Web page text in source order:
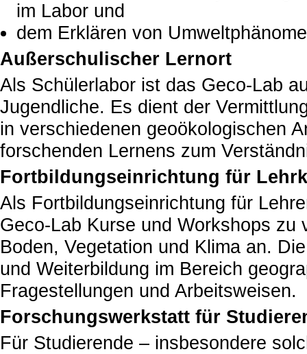
im Labor und
dem Erklären von
Außerschulischer Lernort
Als Schülerlabor ist das Geco-Lab
Jugendliche. Es dient der
in verschiedenen geoökologischen
forschenden Lernens zum
Fortbildungseinrichtung für
Als Fortbildungseinrichtung für
Geco-Lab Kurse und Workshops
Boden, Vegetation und Klima an.
und Weiterbildung im Bereich
Fragestellungen und Arbeitsweisen.
Forschungswerkstatt für
Für Studierende – insbesondere